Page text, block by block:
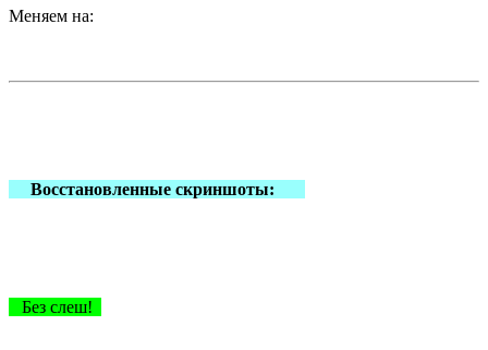
Меняем на:
Восстановленные скриншоты:
Без слеш!